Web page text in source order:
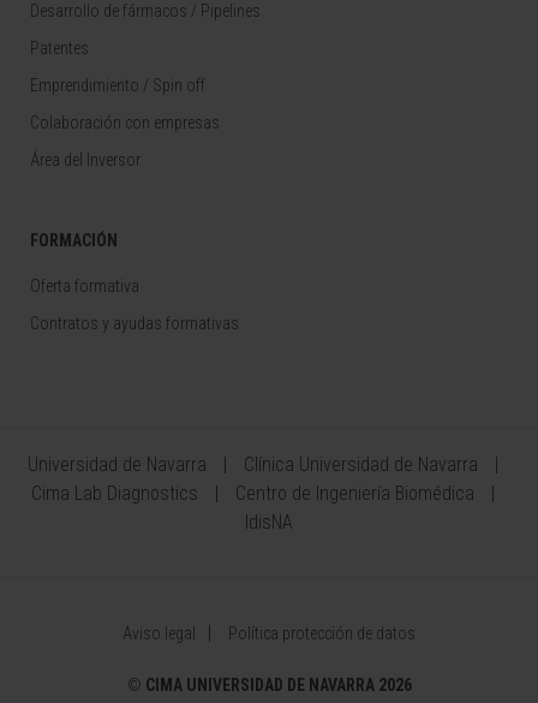
Desarrollo de fármacos / Pipelines
Patentes
Emprendimiento / Spin off
Colaboración con empresas
Área del Inversor
FORMACIÓN
Oferta formativa
Contratos y ayudas formativas
Universidad de Navarra
Clínica Universidad de Navarra
Cima Lab Diagnostics
Centro de Ingeniería Biomédica
IdisNA
Aviso legal Política protección de datos
© CIMA UNIVERSIDAD DE NAVARRA 2026